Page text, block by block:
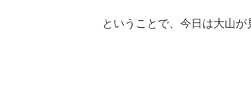
ということで、今日は大山